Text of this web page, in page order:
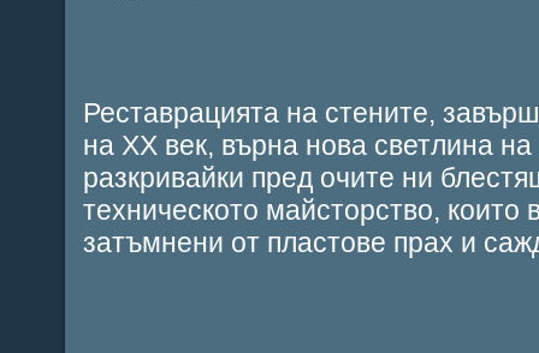
Реставрацията на стените,
на XX век, върна нова светлина
разкривайки пред очите ни
техническото майсторство, които
затъмнени от пластове прах и